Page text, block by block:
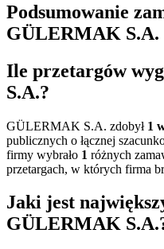
Podsumowanie
GÜLERMAK S.A.
Ile przetargów
S.A.?
GÜLERMAK S.A. zdobył 1
publicznych o łącznej
firmy wybrało 1 różnych
przetargach, w których firma
Jaki jest
GÜLERMAK